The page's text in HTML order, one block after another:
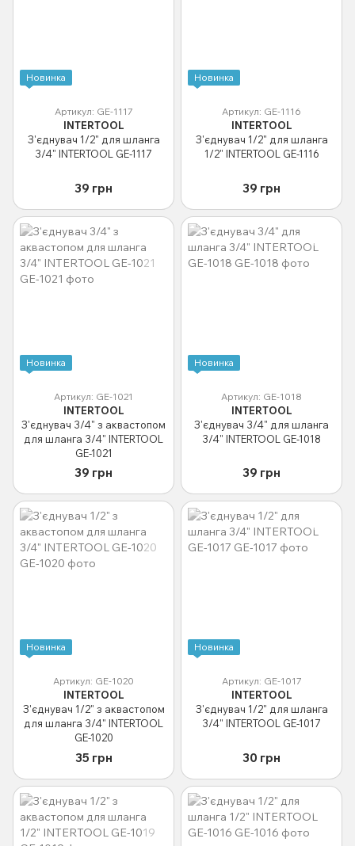
Новинка
Артикул: GE-1117
INTERTOOL
З'єднувач 1/2" для шланга
3/4" INTERTOOL GE-1117
39 грн
Новинка
Артикул: GE-1116
INTERTOOL
З'єднувач 1/2" для шланга
1/2" INTERTOOL GE-1116
39 грн
Новинка
Артикул: GE-1021
INTERTOOL
З'єднувач 3/4" з аквастопом
для шланга 3/4" INTERTOOL
GE-1021
39 грн
Новинка
Артикул: GE-1018
INTERTOOL
З'єднувач 3/4" для шланга
3/4" INTERTOOL GE-1018
39 грн
Новинка
Артикул: GE-1020
INTERTOOL
З'єднувач 1/2" з аквастопом
для шланга 3/4" INTERTOOL
GE-1020
35 грн
Новинка
Артикул: GE-1017
INTERTOOL
З'єднувач 1/2" для шланга
3/4" INTERTOOL GE-1017
30 грн